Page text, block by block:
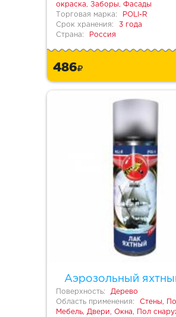
окраска, Заборы, Фасады
Торговая марка:
POLI-R
Срок хранения:
3 года
Страна:
Россия
486
Аэрозольный
Поверхность:
Дерево
Область применения:
Стены,
Мебель, Двери, Окна, Пол